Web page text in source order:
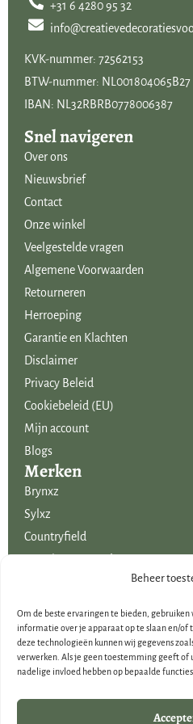
Beheer
Om de beste ervaringen te bieden,
informatie over je apparaat op te slaan en/
deze technologieën kunnen wij gegevens
verwerken. Als je geen toestemming geeft
nadelige invloed hebben op bepaalde
+31 6 4280 95 32
KVK-nummer: 72562153
BTW-nummer: NL001804065B27
IBAN: NL32RBRB0778006387
Snel navigeren
Over ons
Nieuwsbrief
Contact
Onze winkel
Veelgestelde vragen
Algemene Voorwaarden
Retourneren
Herroeping
Garantie en Klachten
Disclaimer
Privacy Beleid
Cookiebeleid (EU)
Mijn account
Blogs
Merken
Brynxz
Sylxz
Countryfield
Uitgelicht voor jou!
Voordelige boeketten
Woondecoraties
Cadeau-artikelen